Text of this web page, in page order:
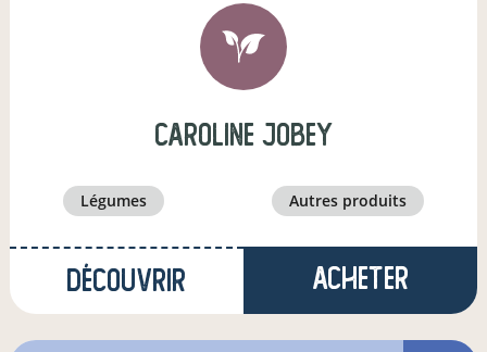
caroline jobey
légumes autres produits
Découvrir Acheter